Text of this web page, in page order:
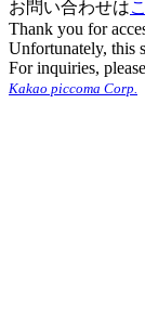
お問い合わせは
Thank you for
Unfortunately, this
For inquiries, please
Kakao piccoma Corp.